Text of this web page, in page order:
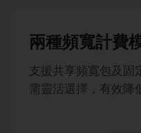
兩種頻寬計費
支援共享頻寬包及固
需靈活選擇，有效降